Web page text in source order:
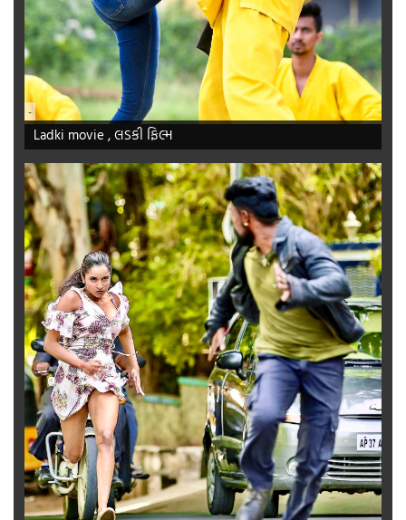
-
Ladki movie , લડકી ફિલ્મ